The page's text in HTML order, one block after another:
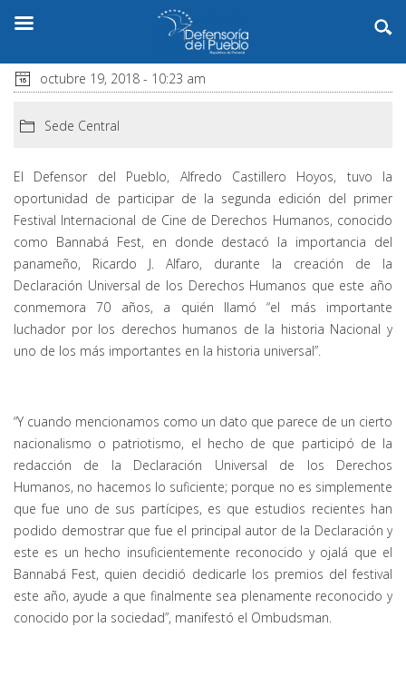
octubre 19, 2018 - 10:23 am
Sede Central
El Defensor del Pueblo, Alfredo Castillero Hoyos, tuvo la
oportunidad de participar de la segunda edición del primer
Festival Internacional de Cine de Derechos Humanos, conocido
como Bannabá Fest, en donde destacó la importancia del
panameño, Ricardo J. Alfaro, durante la creación de la
Declaración Universal de los Derechos Humanos que este año
conmemora 70 años, a quién llamó “el más importante
luchador por los derechos humanos de la historia Nacional y
uno de los más importantes en la historia universal”.
“Y cuando mencionamos como un dato que parece de un cierto
nacionalismo o patriotismo, el hecho de que participó de la
redacción de la Declaración Universal de los Derechos
Humanos, no hacemos lo suficiente; porque no es simplemente
que fue uno de sus partícipes, es que estudios recientes han
podido demostrar que fue el principal autor de la Declaración y
este es un hecho insuficientemente reconocido y ojalá que el
Bannabá Fest, quien decidió dedicarle los premios del festival
este año, ayude a que finalmente sea plenamente reconocido y
conocido por la sociedad”, manifestó el Ombudsman.